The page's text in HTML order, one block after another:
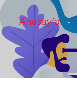
Anasayfa